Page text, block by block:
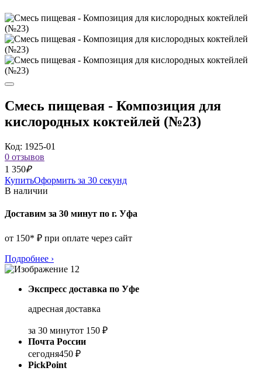
Смесь пищевая - Композиция для
кислородных коктейлей (№23)
Код: 1925-01
0 отзывов
1 350₽
КупитьОформить за 30 секунд
В наличии
Доставим за 30 минут по г. Уфа
от 150* ₽ при оплате через сайт
Подробнее ›
Экспресс доставка по Уфе
адресная доставка
за 30 минутот 150 ₽
Почта России
сегодня450 ₽
PickPoint